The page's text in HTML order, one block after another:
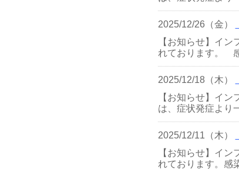
2025/12/26（金）
【お知らせ】イ
れております。
2025/12/18（木）
【お知らせ】イ
は、症状発症より
2025/12/11（木）
【お知らせ】イ
れております。感